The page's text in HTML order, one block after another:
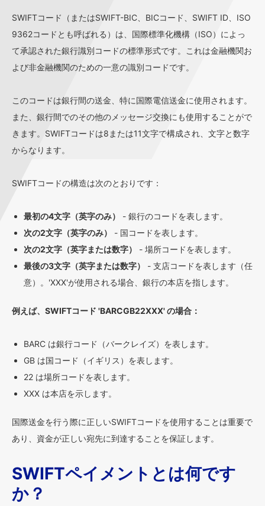
SWIFTコード（またはSWIFT-BIC、BICコード、SWIFT ID、ISO
9362コードとも呼ばれる）は、国際標準化機構（ISO）によっ
て承認された銀行識別コードの標準形式です。これは金融機関お
よび非金融機関のための一意の識別コードです。
このコードは銀行間の送金、特に国際電信送金に使用されます。
また、銀行間でのその他のメッセージ交換にも使用することがで
きます。SWIFTコードは8または11文字で構成され、文字と数字
からなります。
SWIFTコードの構造は次のとおりです：
最初の4文字（英字のみ）
- 銀行のコードを表します。
次の2文字（英字のみ）
- 国コードを表します。
次の2文字（英字または数字）
- 場所コードを表します。
最後の3文字（英字または数字）
- 支店コードを表します（任
意）。'XXX'が使用される場合、銀行の本店を指します。
例えば、SWIFTコード 'BARCGB22XXX' の場合：
BARC は銀行コード（バークレイズ）を表します。
GB は国コード（イギリス）を表します。
22 は場所コードを表します。
XXX は本店を示します。
国際送金を行う際に正しいSWIFTコードを使用することは重要で
あり、資金が正しい宛先に到達することを保証します。
SWIFTペイメントとは何です
か？